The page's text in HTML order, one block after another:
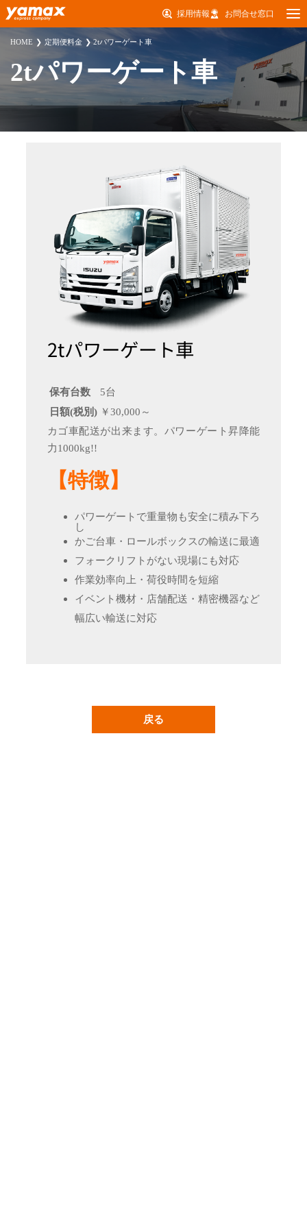
採用情報 お問合せ窓口
HOME 定期便料金 2tパワーゲート車
2tパワーゲート車
2tパワーゲート車
保有台数
5台
日額(税別) ￥30,000～
カゴ車配送が出来ます。パワーゲート昇降能
力1000kg!!
【特徴】
パワーゲートで重量物も安全に積み下ろ
し
かご台車・ロールボックスの輸送に最適
フォークリフトがない現場にも対応
作業効率向上・荷役時間を短縮
イベント機材・店舗配送・精密機器など
幅広い輸送に対応
戻る